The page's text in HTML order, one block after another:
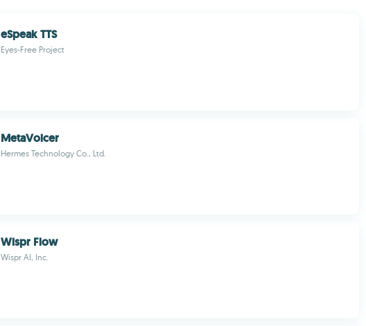
eSpeak TTS
Eyes-Free Project
MetaVoicer
Hermes Technology Co., Ltd.
Wispr Flow
Wispr AI, Inc.